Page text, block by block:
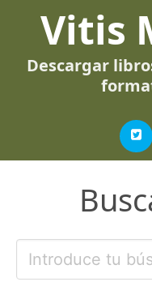
Vitis
Descargar